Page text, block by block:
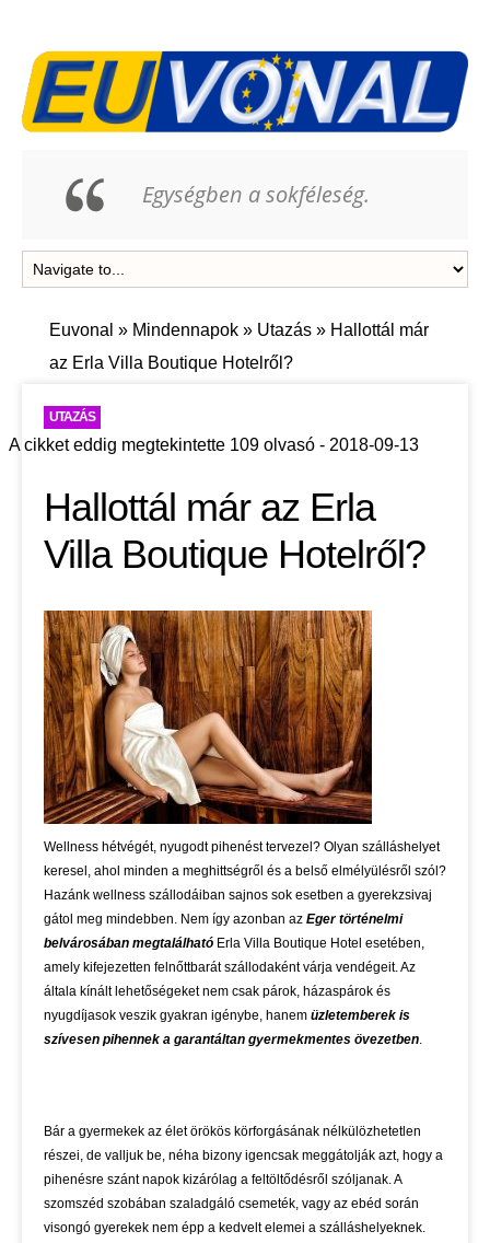
Egységben a sokféleség.
Euvonal » Mindennapok » Utazás » Hallottál már
az Erla Villa Boutique Hotelről?
UTAZÁS
A cikket eddig megtekintette 109 olvasó - 2018-09-13
Hallottál már az Erla
Villa Boutique Hotelről?
Wellness hétvégét, nyugodt pihenést tervezel? Olyan szálláshelyet
keresel, ahol minden a meghittségről és a belső elmélyülésről szól?
Hazánk wellness szállodáiban sajnos sok esetben a gyerekzsivaj
gátol meg mindebben. Nem így azonban az Eger történelmi
belvárosában megtalálható Erla Villa Boutique Hotel esetében,
amely kifejezetten felnőttbarát szállodaként várja vendégeit. Az
általa kínált lehetőségeket nem csak párok, házaspárok és
nyugdíjasok veszik gyakran igénybe, hanem üzletemberek is
szívesen pihennek a garantáltan gyermekmentes övezetben.
Bár a gyermekek az élet örökös körforgásának nélkülözhetetlen
részei, de valljuk be, néha bizony igencsak meggátolják azt, hogy a
pihenésre szánt napok kizárólag a feltöltődésről szóljanak. A
szomszéd szobában szaladgáló csemeték, vagy az ebéd során
visongó gyerekek nem épp a kedvelt elemei a szálláshelyeknek.